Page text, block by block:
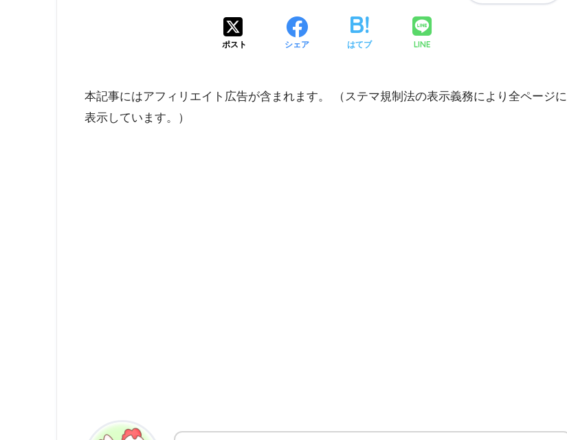
ポスト シェア はてブ LINE
本記事にはアフィリエイト広告が含まれます。 （ステマ規制法の表示義務により全ページに
表示しています。）